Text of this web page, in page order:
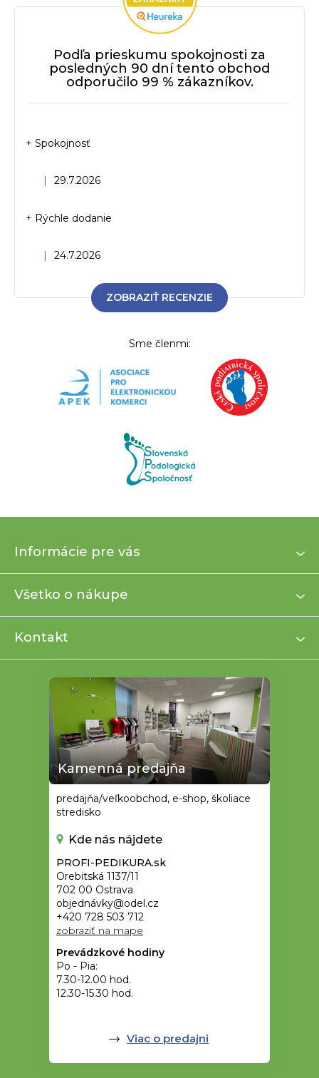
Podľa prieskumu spokojnosti za
posledných 90 dní tento obchod
odporučilo 99 % zákazníkov.
Hodnotenie obchodu je 5 z 5 hviezdičiek.
| 29.7.2026
+ Spokojnosť
Hodnotenie obchodu je 5 z 5 hviezdičiek.
| 24.7.2026
+ Rýchle dodanie
ZOBRAZIŤ RECENZIE
Sme členmi:
p
t
Informácie pre vás
Všetko o nákupe
Kontakt
Kamenná predajňa
predajňa/veľkoobchod, e-shop, školiace
stredisko
Kde nás nájdete
PROFI-PEDIKURA.sk
Orebitská 1137/11
702 00 Ostrava
objednávky@odel.cz
+420 728 503 712
zobraziť na mape
Prevádzkové hodiny
Po - Pia:
7.30-12.00 hod.
12.30-15.30 hod.
Viac o predajni